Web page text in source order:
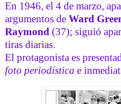
En 1946, el 4 de marzo,
argumentos de Ward
Raymond (37); siguió
tiras diarias.
El protagonista es
foto periodística e